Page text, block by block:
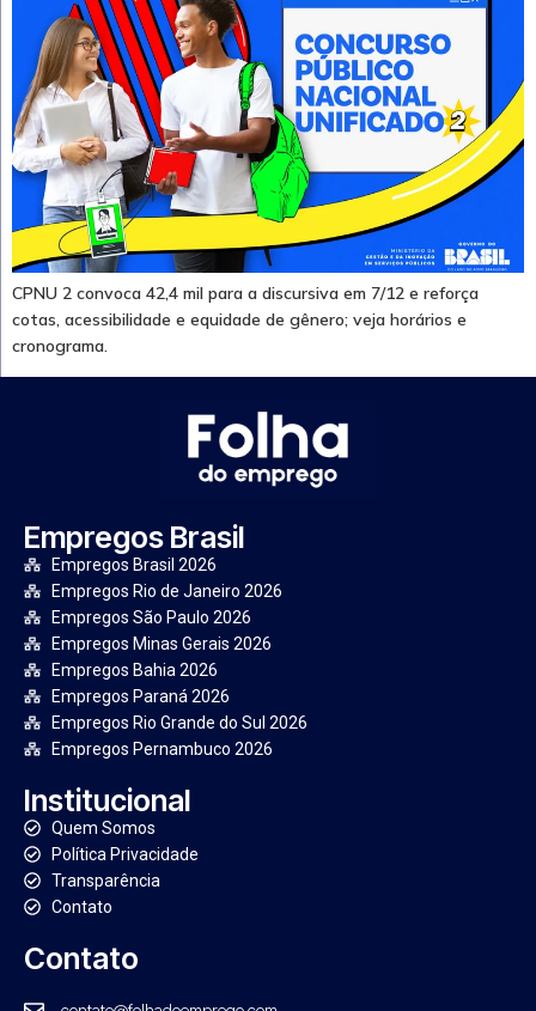
CPNU 2 convoca 42,4 mil para a discursiva em 7/12 e reforça
cotas, acessibilidade e equidade de gênero; veja horários e
cronograma.
Empregos Brasil
Empregos Brasil 2026
Empregos Rio de Janeiro 2026
Empregos São Paulo 2026
Empregos Minas Gerais 2026
Empregos Bahia 2026
Empregos Paraná 2026
Empregos Rio Grande do Sul 2026
Empregos Pernambuco 2026
Institucional
Quem Somos
Política Privacidade
Transparência
Contato
Contato